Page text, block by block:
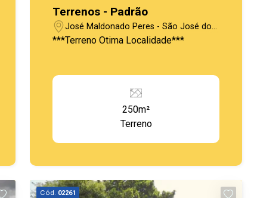
Terrenos - Padrão
José Maldonado Peres - São José do
Rio Pardo/SP
***Terreno Otima Localidade***
250m²
Terreno
Cód. 02261